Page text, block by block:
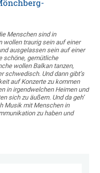
Menschen sind in
wollen traurig sein auf einer
ausgelassen sein auf einer
schöne, gemütliche
wollen Balkan tanzen,
schwedisch. Und dann gibt’s
auf Konzerte zu kommen
in irgendwelchen Heimen und
sich zu äußern. Und da geh’
Musik mit Menschen in
zu haben und